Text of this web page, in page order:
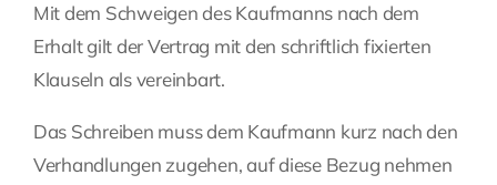
Mit dem Schweigen desKaufmanns nach dem
Erhalt gilt der Vertrag mit den schriftlich fixierten
Klauseln als vereinbart.
Das Schreiben muss dem Kaufmann kurz nach den
Verhandlungen zugehen, auf diese Bezug nehmen